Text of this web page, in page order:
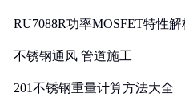
RU7088R功率MOSFET特性
不锈钢通风 管道施工
201不锈钢重量计算方法大全